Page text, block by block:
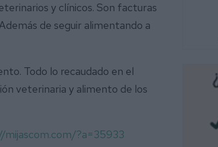
y clínicos. Son facturas
de seguir alimentando a
Todo lo recaudado en el
veterinaria y alimento de los
mijascom.com/?a=35933